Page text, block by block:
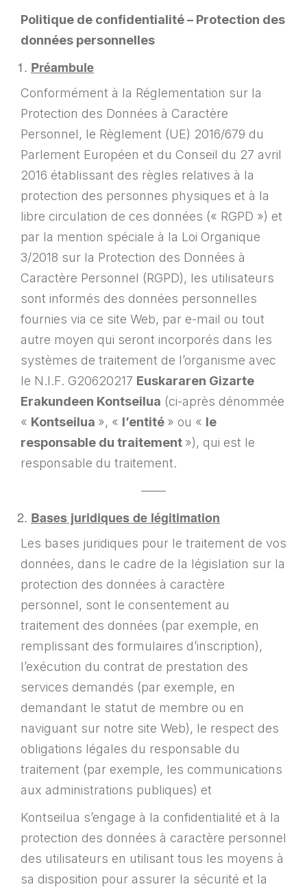
Politique de confidentialité – Protection des
données personnelles
Préambule
Conformément à la Réglementation sur la
Protection des Données à Caractère
Personnel, le Règlement (UE) 2016/679 du
Parlement Européen et du Conseil du 27 avril
2016 établissant des règles relatives à la
protection des personnes physiques et à la
libre circulation de ces données (« RGPD ») et
par la mention spéciale à la Loi Organique
3/2018 sur la Protection des Données à
Caractère Personnel (RGPD), les utilisateurs
sont informés des données personnelles
fournies via ce site Web, par e-mail ou tout
autre moyen qui seront incorporés dans les
systèmes de traitement de l’organisme avec
le N.I.F. G20620217 Euskararen Gizarte
Erakundeen Kontseilua (ci-après dénommée
« Kontseilua », « l’entité » ou « le
responsable du traitement »), qui est le
responsable du traitement.
——
Bases juridiques de légitimation
Les bases juridiques pour le traitement de vos
données, dans le cadre de la législation sur la
protection des données à caractère
personnel, sont le consentement au
traitement des données (par exemple, en
remplissant des formulaires d’inscription),
l’exécution du contrat de prestation des
services demandés (par exemple, en
demandant le statut de membre ou en
naviguant sur notre site Web), le respect des
obligations légales du responsable du
traitement (par exemple, les communications
aux administrations publiques) et
Kontseilua s’engage à la confidentialité et à la
protection des données à caractère personnel
des utilisateurs en utilisant tous les moyens à
sa disposition pour assurer la sécurité et la